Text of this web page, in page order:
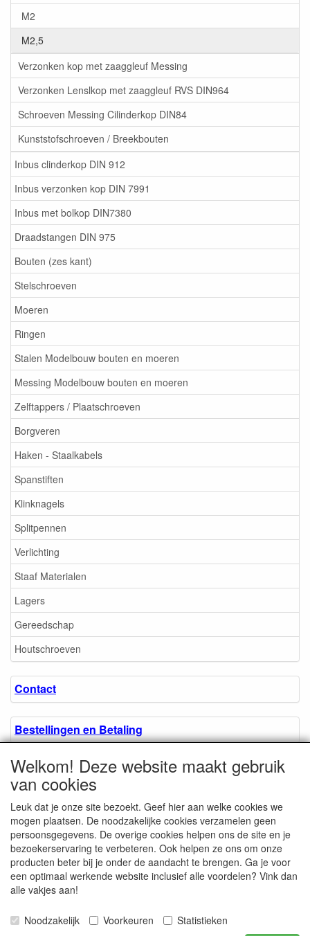
M2
M2,5
Verzonken kop met zaaggleuf Messing
Verzonken Lenslkop met zaaggleuf RVS DIN964
Schroeven Messing Cilinderkop DIN84
Kunststofschroeven / Breekbouten
Inbus clinderkop DIN 912
Inbus verzonken kop DIN 7991
Inbus met bolkop DIN7380
Draadstangen DIN 975
Bouten (zes kant)
Stelschroeven
Moeren
Ringen
Stalen Modelbouw bouten en moeren
Messing Modelbouw bouten en moeren
Zelftappers / Plaatschroeven
Borgveren
Haken - Staalkabels
Spanstiften
Klinknagels
Splitpennen
Verlichting
Staaf Materialen
Lagers
Gereedschap
Houtschroeven
Contact
Bestellingen en Betaling
Algemene voorwaarden
Over ons.
Privacyverklaring
Microschroeven.nl
Chamber of Commerce
Welkom! Deze website maakt gebruik
van cookies
Leuk dat je onze site bezoekt. Geef hier aan welke cookies we
mogen plaatsen. De noodzakelijke cookies verzamelen geen
persoonsgegevens. De overige cookies helpen ons de site en je
bezoekerservaring te verbeteren. Ook helpen ze ons om onze
producten beter bij je onder de aandacht te brengen. Ga je voor
een optimaal werkende website inclusief alle voordelen? Vink dan
alle vakjes aan!
Noodzakelijk Voorkeuren
Statistieken